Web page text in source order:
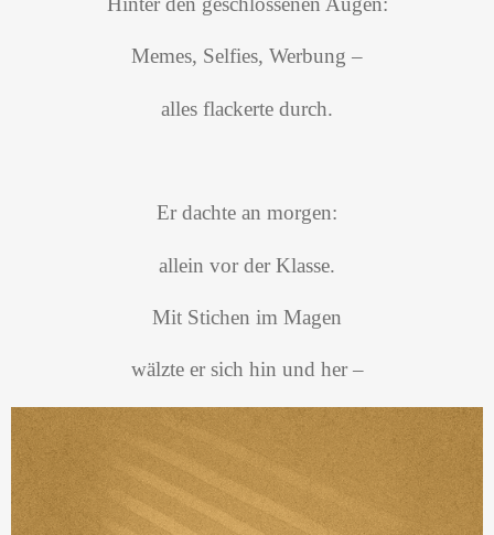
Memes, Selfies, Werbung –
alles flackerte durch.
Er dachte an morgen:
allein vor der Klasse.
Mit Stichen im Magen
wälzte er sich hin und her –